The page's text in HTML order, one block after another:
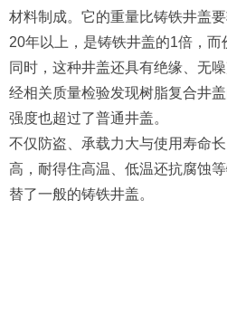
材料制成。它的重量比铸铁井盖
20年以上，是铸铁井盖的1倍，而
同时，这种井盖还具有绝缘、无噪
经相关质量检验发现树脂复合井
强度也超过了普通井盖。
不仅防盗、承载力大与使用寿命
高，耐得住高温、低温还抗腐蚀
替了一般的铸铁井盖。